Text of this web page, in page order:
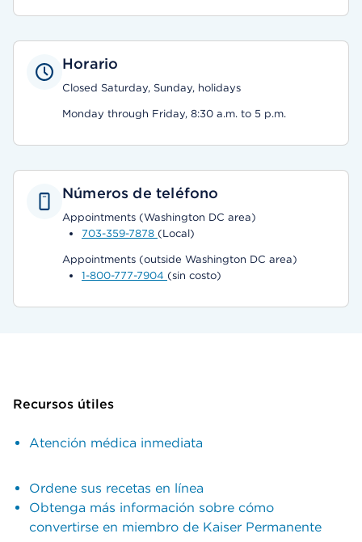
Horario
Closed Saturday, Sunday, holidays
Monday through Friday, 8:30 a.m. to 5 p.m.
Números de teléfono
Appointments (Washington DC area)
703-359-7878 (Local)
Appointments (outside Washington DC area)
1-800-777-7904 (sin costo)
Recursos útiles
Atención médica inmediata
Ordene sus recetas en línea
Obtenga más información sobre cómo
convertirse en miembro de Kaiser Permanente